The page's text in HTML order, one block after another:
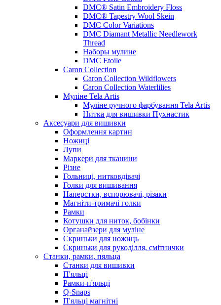
DMC® Satin Embroidery Floss
DMC® Tapestry Wool Skein
DMC Color Variations
DMC Diamant Metallic Needlework
Thread
Наборы мулине
DMC Etoile
Caron Collection
Caron Collection Wildflowers
Caron Collection Waterlilies
Муліне Tela Artis
Муліне ручного фарбування Tela Artis
Нитка для вишивки Пухнастик
Аксесуари для вишивки
Оформлення картин
Ножиці
Лупи
Маркери для тканини
Різне
Гольниці, нитковдівачі
Голки для вишивання
Наперстки, вспорювачі, різаки
Магніти-тримачі голки
Рамки
Котушки для ниток, бобінки
Органайзери для муліне
Скриньки для ножиць
Скриньки для рукоділля, смітнички
Станки, рамки, пяльца
Станки для вишивки
П'яльці
Рамки-п'яльці
Q-Snaps
П'яльці магнітні